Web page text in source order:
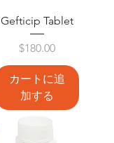
Gefticip Tablet
価格
$180.00
カートに追
加する